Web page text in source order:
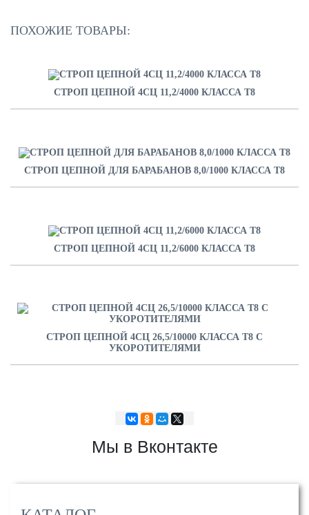
ПОХОЖИЕ ТОВАРЫ:
СТРОП ЦЕПНОЙ 4СЦ 11,2/4000 КЛАССА Т8
СТРОП ЦЕПНОЙ ДЛЯ БАРАБАНОВ 8,0/1000 КЛАССА Т8
СТРОП ЦЕПНОЙ 4СЦ 11,2/6000 КЛАССА Т8
СТРОП ЦЕПНОЙ 4СЦ 26,5/10000 КЛАССА Т8 С
УКОРОТИТЕЛЯМИ
Мы в Вконтакте